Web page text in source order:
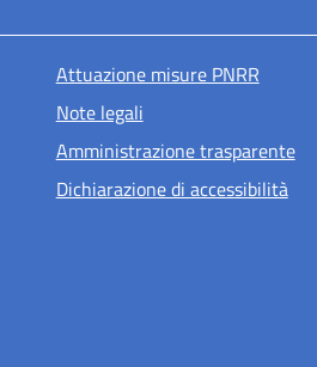
Attuazione misure PNRR
Note legali
Amministrazione trasparente
Dichiarazione di accessibilità